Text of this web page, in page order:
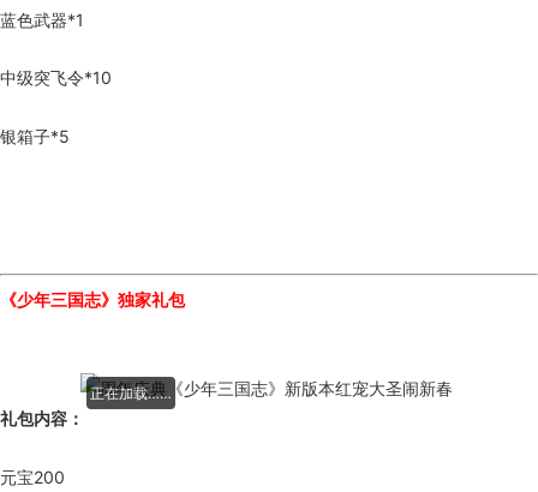
蓝色武器*1
中级突飞令*10
银箱子*5
《少年三国志》独家礼包
正在加载……
礼包内容：
元宝200